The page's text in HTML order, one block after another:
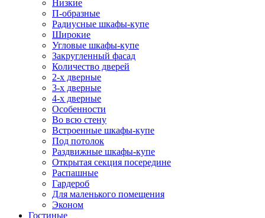
Низкие
П-образные
Радиусные шкафы-купе
Широкие
Угловые шкафы-купе
Закругленный фасад
Количество дверей
2-х дверные
3-х дверные
4-х дверные
Особенности
Во всю стену
Встроенные шкафы-купе
Под потолок
Раздвижные шкафы-купе
Открытая секция посередине
Распашные
Гардероб
Для маленького помещения
Эконом
Гостиные